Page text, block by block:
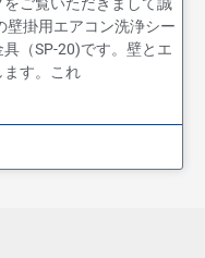
壁掛用エアコン洗浄シー
（SP-20)です。壁とエ
ます。これ